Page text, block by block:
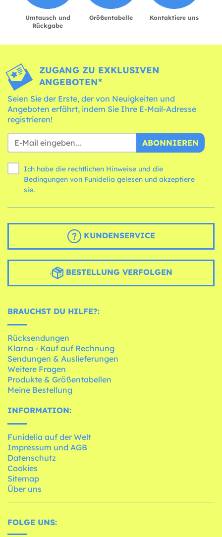
Umtausch und
Rückgabe
Größentabelle Kontaktiere uns
ZUGANG ZU EXKLUSIVEN
ANGEBOTEN*
Seien Sie der Erste, der von Neuigkeiten und
Angeboten erfährt, indem Sie Ihre E-Mail-Adresse
registrieren!
ABONNIEREN
Ich habe die rechtlichen Hinweise und die
Bedingungen
sie.
KUNDENSERVICE
BESTELLUNG VERFOLGEN
BRAUCHST DU HILFE?:
Rücksendungen
Klarna - Kauf auf Rechnung
Sendungen & Auslieferungen
Weitere Fragen
Produkte & Größentabellen
Meine Bestellung
INFORMATION:
Funidelia auf der Welt
Impressum und AGB
Datenschutz
Cookies
Sitemap
Über uns
FOLGE UNS: